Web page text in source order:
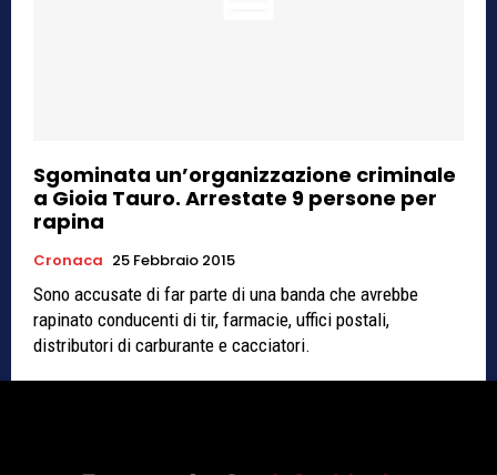
Sgominata un’organizzazione criminale
a Gioia Tauro. Arrestate 9 persone per
rapina
Cronaca 25 Febbraio 2015
Sono accusate di far parte di una banda che avrebbe
rapinato conducenti di tir, farmacie, uffici postali,
distributori di carburante e cacciatori.